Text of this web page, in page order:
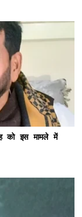
को इस मामले में